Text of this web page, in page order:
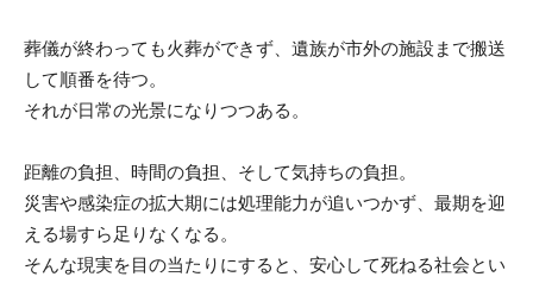
葬儀が終わっても火葬ができず、遺族が市外の施設まで搬送
して順番を待つ。
それが日常の光景になりつつある。
距離の負担、時間の負担、そして気持ちの負担。
災害や感染症の拡大期には処理能力が追いつかず、最期を迎
える場すら足りなくなる。
そんな現実を目の当たりにすると、安心して死ねる社会とい